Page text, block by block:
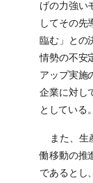
げの力強い
してその先
臨む」との
情勢の不安
アップ実施
企業に対し
としている。
また、生
働移動の推
であるとし